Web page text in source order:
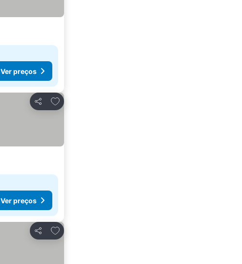
Ver preços
Partilhar
Adicionar aos favoritos
Ver preços
Partilhar
Adicionar aos favoritos